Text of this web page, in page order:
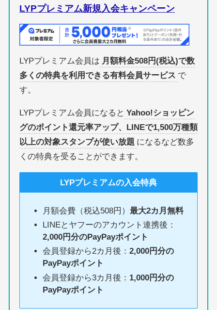
LYPプレミアム新規入会キャンペーン
LYPプレミアム会員は 月額料金508円(税込)で数
多くの特典を利用できる有料会員サービス で
す。
LYPプレミアム会員になると Yahoo!ショッピン
グのポイント還元率アップ、LINEで1,500万種類
以上の対象スタンプが使い放題 になるなど数多
くの特典を受ることができます。
LYPプレミアムの入会特典
月額会費（税込508円） 最大2カ月無料
LINEとヤフーのアカウント連携後：
2,000円分のPayPayポイント
会員登録から2カ月後： 2,000円分の
PayPayポイント
会員登録から3カ月後： 1,000円分の
PayPayポイント